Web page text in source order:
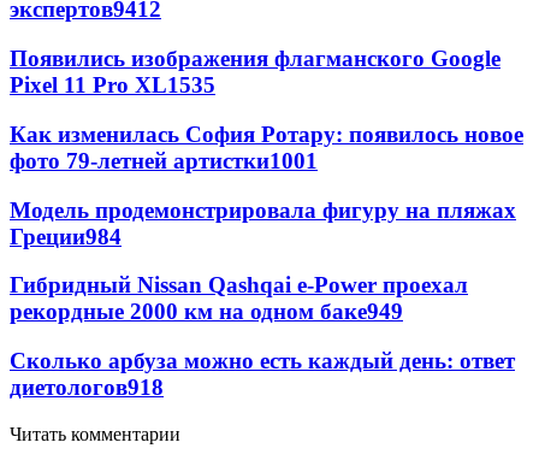
экспертов9412
Появились изображения флагманского Google
Pixel 11 Pro XL1535
Как изменилась София Ротару: появилось новое
фото 79-летней артистки1001
Модель продемонстрировала фигуру на пляжах
Греции984
Гибридный Nissan Qashqai e-Power проехал
рекордные 2000 км на одном баке949
Сколько арбуза можно есть каждый день: ответ
диетологов918
Читать комментарии